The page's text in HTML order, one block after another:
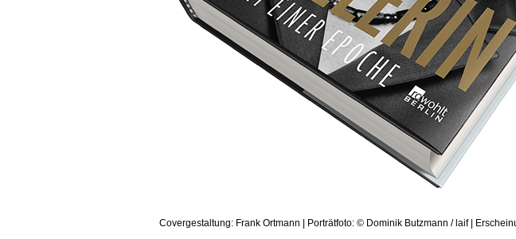
Covergestaltung: Frank Ortmann | Porträtfoto: © Dominik Butzmann / laif |